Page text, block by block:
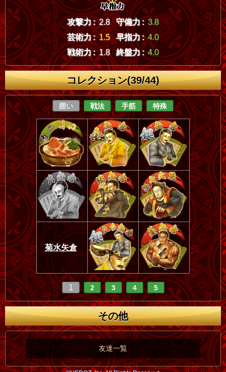
攻撃力 : 2.8 守備力 : 3.8
芸術力 : 1.5 早指力 : 4.0
戦術力 : 1.8 終盤力 : 4.0
コレクション(39/44)
囲い 戦法 手筋 特殊
菊水矢倉
1 2 3 4 5
その他
友達一覧